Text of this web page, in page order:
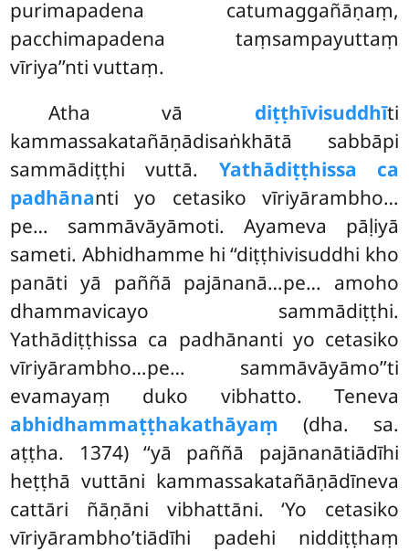
purimapadena catumaggañāṇaṃ,
pacchimapadena taṃsampayuttaṃ
vīriya’’nti vuttaṃ.
Atha vā diṭṭhīvisuddhīti
kammassakatañāṇādisaṅkhātā sabbāpi
sammādiṭṭhi vuttā. Yathādiṭṭhissa ca
padhānanti yo cetasiko vīriyārambho…
pe… sammāvāyāmoti. Ayameva pāḷiyā
sameti. Abhidhamme hi ‘‘diṭṭhivisuddhi kho
panāti yā paññā pajānanā…pe… amoho
dhammavicayo sammādiṭṭhi.
Yathādiṭṭhissa ca padhānanti yo cetasiko
vīriyārambho…pe… sammāvāyāmo’’ti
evamayaṃ duko vibhatto. Teneva
abhidhammaṭṭhakathāyaṃ (dha. sa.
aṭṭha. 1374) ‘‘yā paññā pajānanātiādīhi
heṭṭhā vuttāni kammassakatañāṇādīneva
cattāri ñāṇāni vibhattāni. ‘Yo cetasiko
vīriyārambho’tiādīhi padehi niddiṭṭhaṃ